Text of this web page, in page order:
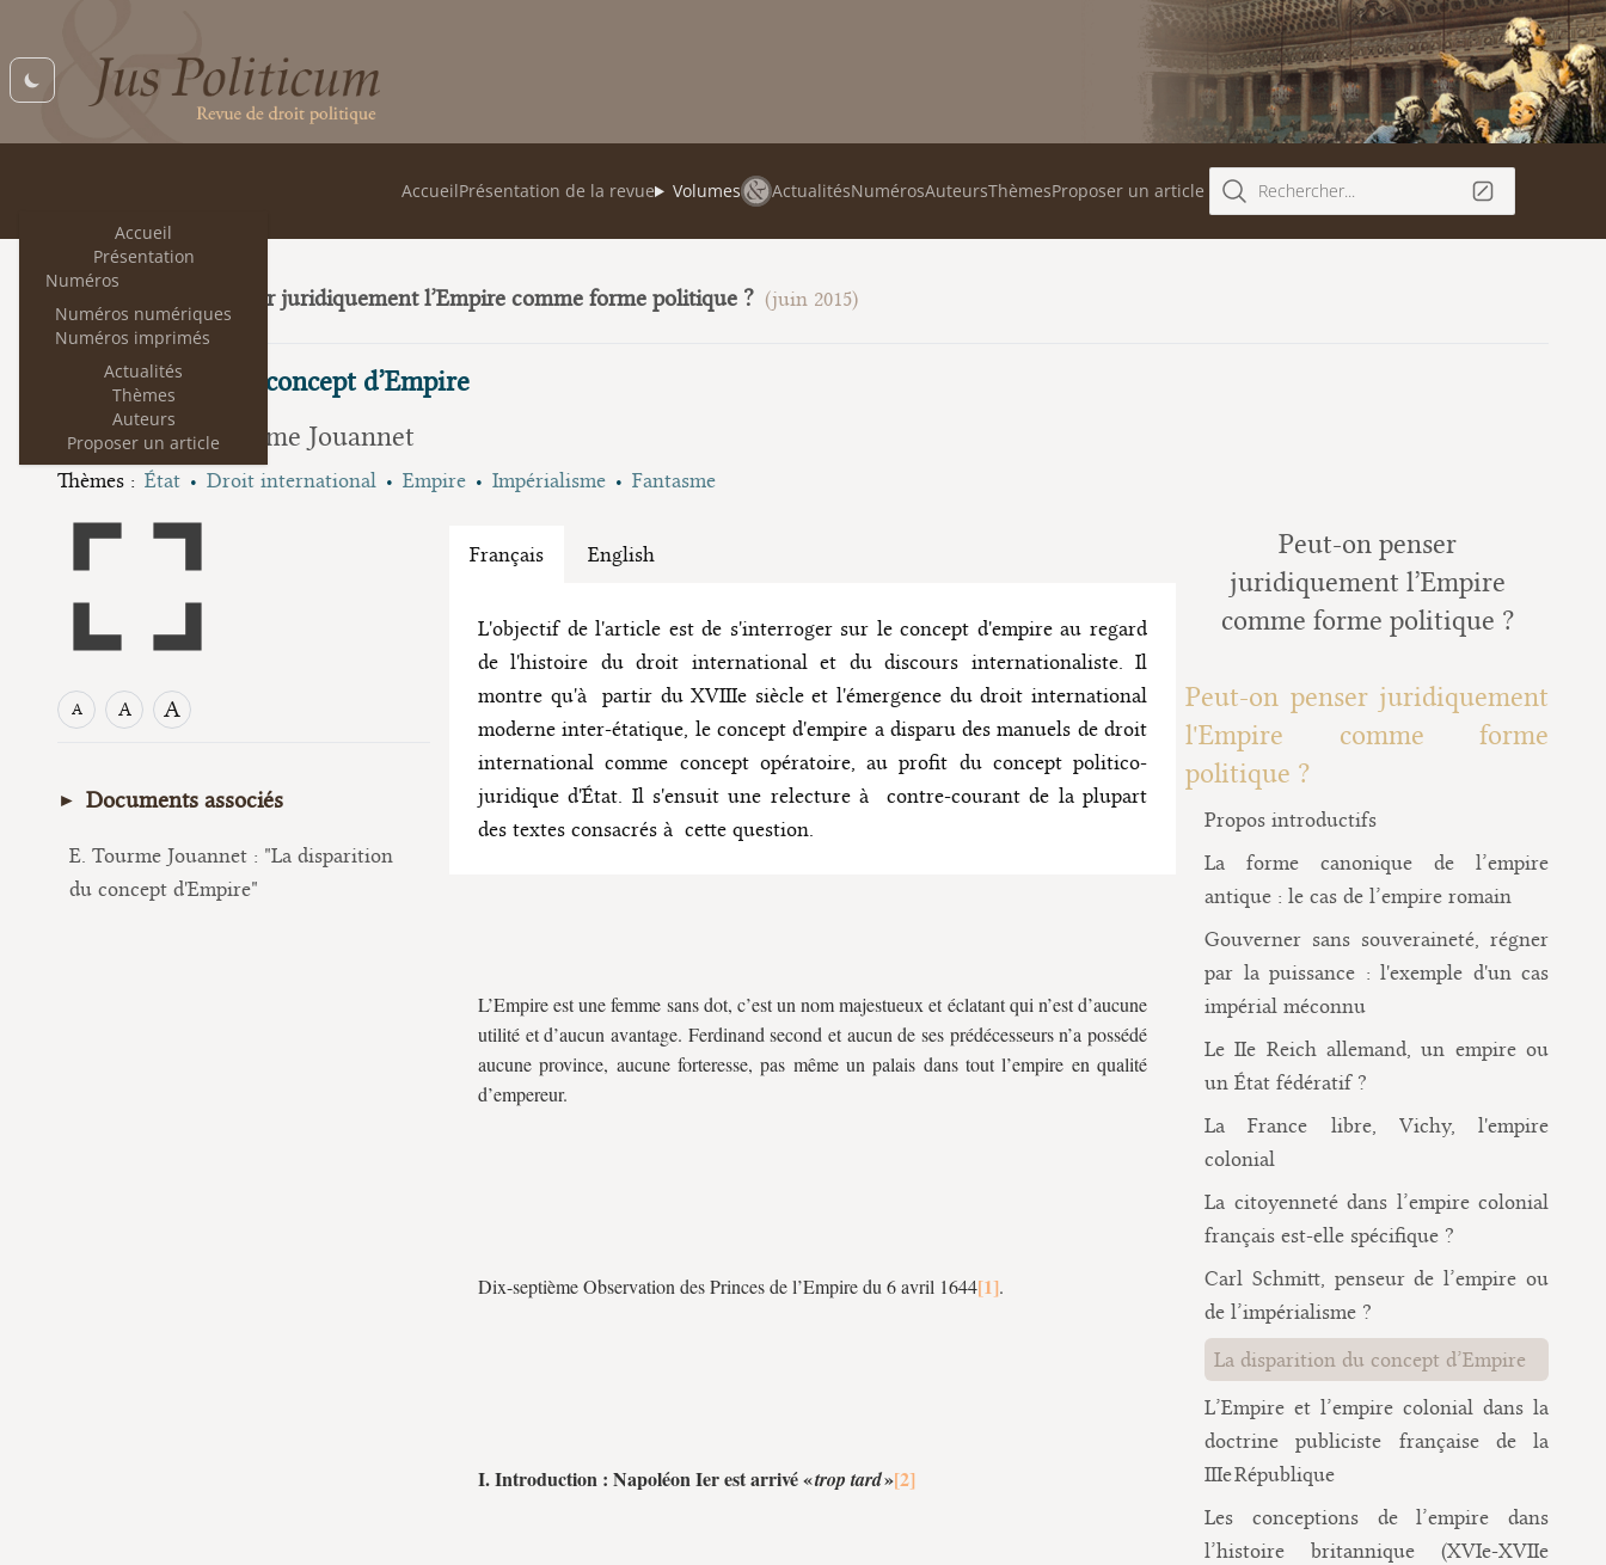
Accueil
Présentation
Numéros
Numéros numériques
Numéros imprimés
Actualités
Thèmes
Auteurs
Proposer un article
AccueilPrésentation de la revue Volumes ActualitésNumérosAuteursThèmesProposer un article Rechercher...
Peut-on penser juridiquement l’Empire comme forme politique ? (juin 2015)
La disparition du concept d’Empire
Emmanuelle Tourme Jouannet
Thèmes : État Droit international Empire Impérialisme Fantasme
A A A
Documents associés
E. Tourme Jouannet : "La disparition
du concept d'Empire"
Français English
L'objectif de l'article est de s'interroger sur le concept d'empire au regard
de l'histoire du droit international et du discours internationaliste. Il
montre qu'à partir du XVIIIe siècle et l'émergence du droit international
moderne inter-étatique, le concept d'empire a disparu des manuels de droit
international comme concept opératoire, au profit du concept politico-
juridique d'État. Il s'ensuit une relecture à contre-courant de la plupart
des textes consacrés à cette question.
L’Empire est une femme sans dot, c’est un nom majestueux et éclatant qui n’est d’aucune
utilité et d’aucun avantage. Ferdinand second et aucun de ses prédécesseurs n’a possédé
aucune province, aucune forteresse, pas même un palais dans tout l’empire en qualité
d’empereur.
Dix-septième Observation des Princes de l’Empire du 6 avril 1644 .
I. Introduction : Napoléon Ier est arrivé «trop tard»
Peut-on penser
juridiquement l’Empire
comme forme politique ?
Peut-on penser juridiquement
l'Empire comme forme
politique ?
Propos introductifs
La forme canonique de l’empire
antique : le cas de l’empire romain
Gouverner sans souveraineté, régner
par la puissance : l'exemple d'un cas
impérial méconnu
Le IIe Reich allemand, un empire ou
un État fédératif ?
La France libre, Vichy, l'empire
colonial
La citoyenneté dans l’empire colonial
français est-elle spécifique ?
Carl Schmitt, penseur de l’empire ou
de l’impérialisme ?
La disparition du concept d’Empire
L’Empire et l’empire colonial dans la
doctrine publiciste française de la
IIIe République
Les conceptions de l’empire dans
l’histoire britannique (XVIe-XVIIe